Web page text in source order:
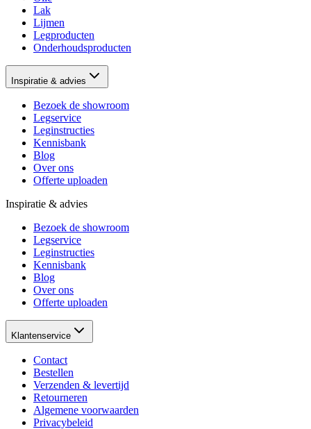
Lak
Lijmen
Legproducten
Onderhoudsproducten
Inspiratie & advies
Bezoek de showroom
Legservice
Leginstructies
Kennisbank
Blog
Over ons
Offerte uploaden
Inspiratie & advies
Bezoek de showroom
Legservice
Leginstructies
Kennisbank
Blog
Over ons
Offerte uploaden
Klantenservice
Contact
Bestellen
Verzenden & levertijd
Retourneren
Algemene voorwaarden
Privacybeleid